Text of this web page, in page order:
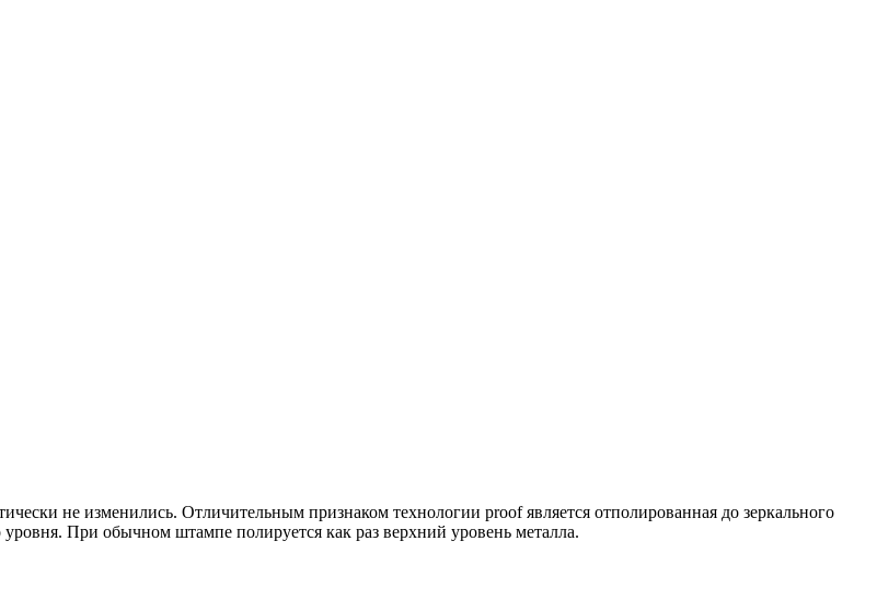
не изменились. Отличительным признаком технологии proof является отполированная до зеркального
При обычном штампе полируется как раз верхний уровень металла.